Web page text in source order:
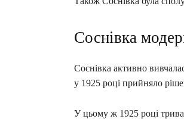
Соснівка
Соснівка активно
у 1925 році прийняло
У цьому ж 1925 році